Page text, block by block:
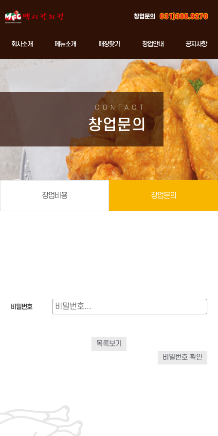
회사소개 메뉴소개 매장찾기 창업안내 공지사항
창업문의
CONTACT
창업문의
창업비용 창업문의
비밀번호
목록보기
비밀번호 확인